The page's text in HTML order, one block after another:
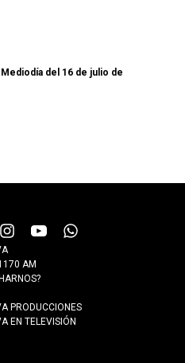
del 16 de julio de
AM
PRODUCCIONES
EN TELEVISIÓN